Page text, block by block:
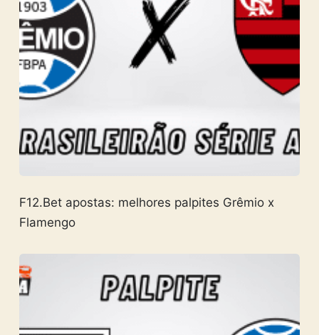
F12.Bet apostas: melhores palpites Grêmio x
Flamengo